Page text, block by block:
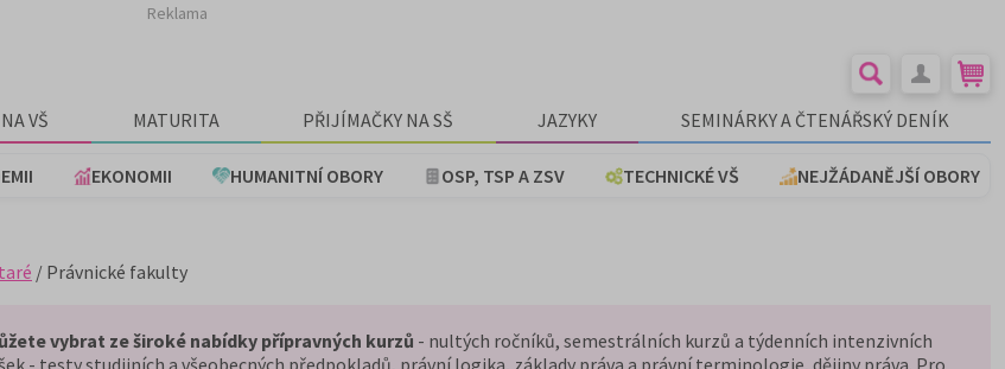
Reklama
VŠ MATURITA PŘIJÍMAČKY NA SŠ JAZYKY SEMINÁRKY A ČTENÁŘSKÝ DENÍK
EKONOMII HUMANITNÍ OBORY OSP, TSP A ZSV TECHNICKÉ VŠ NEJŽÁDANĚJŠÍ OBORY
/ Právnické fakulty
vybrat ze široké nabídky přípravných kurzů - nultých ročníků, semestrálních kurzů a týdenních intenzivních
- testy studijních a všeobecných předpokladů, právní logika, základy práva a právní terminologie, dějiny práva. Pro